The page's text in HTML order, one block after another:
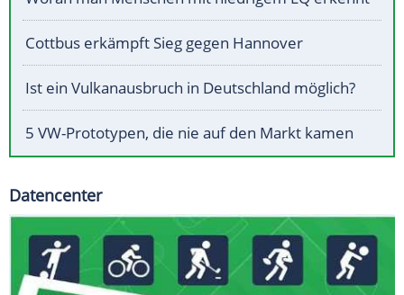
Cottbus erkämpft Sieg gegen Hannover
Ist ein Vulkanausbruch in Deutschland möglich?
5 VW-Prototypen, die nie auf den Markt kamen
Datencenter